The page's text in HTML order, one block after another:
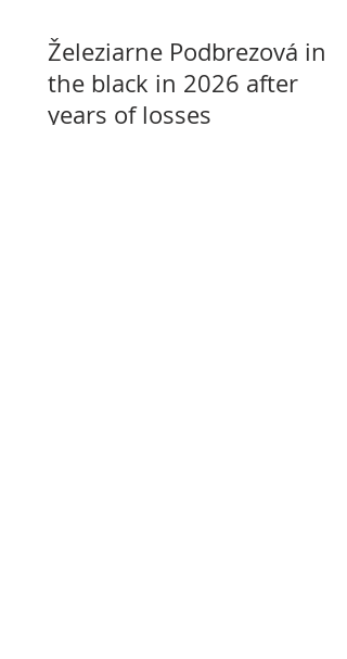
Železiarne Podbrezová in
the black in 2026 after
years of losses